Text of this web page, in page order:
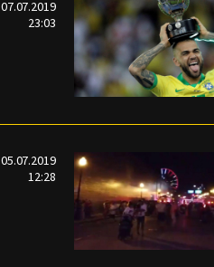
07.07.2019
23:03
05.07.2019
12:28